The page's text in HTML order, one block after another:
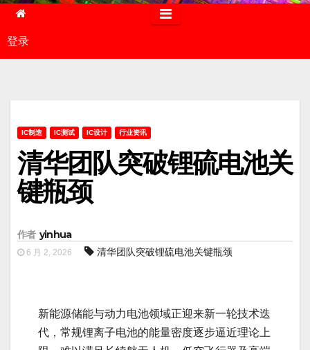
登录
IC制造 IC测试 IC设计 行业资讯
清华团队突破锂硫电池关
键瓶颈
作者 yinhua
6 月 2, 2026 清华团队突破锂硫电池关键瓶颈
新能源储能与动力电池领域正迎来新一轮技术迭
代，常规锂离子电池的能量密度逐步逼近理论上